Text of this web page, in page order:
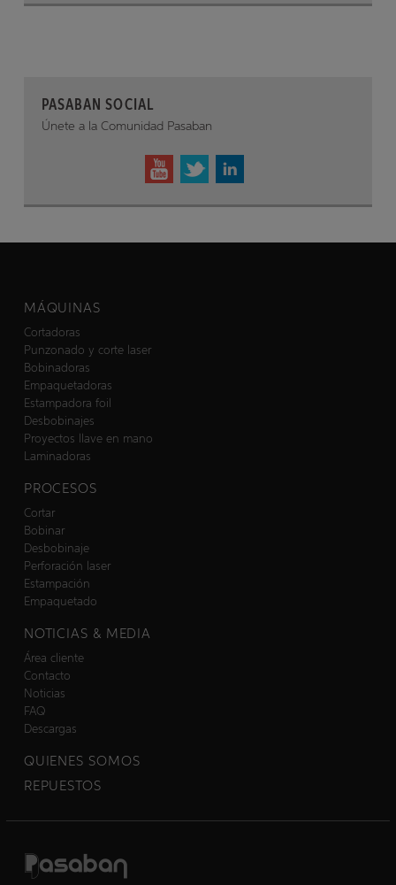
PASABAN SOCIAL
Únete a la Comunidad Pasaban
MÁQUINAS
Cortadoras
Punzonado y corte laser
Bobinadoras
Empaquetadoras
Estampadora foil
Desbobinajes
Proyectos llave en mano
Laminadoras
PROCESOS
Cortar
Bobinar
Desbobinaje
Perforación laser
Estampación
Empaquetado
NOTICIAS & MEDIA
Área cliente
Contacto
Noticias
FAQ
Descargas
QUIENES SOMOS
REPUESTOS